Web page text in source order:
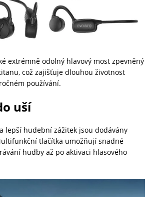
extrémně odolný hlavový most zpevněný
což zajišťuje dlouhou životnost
používání.
uší
lepší hudební zážitek jsou dodávány
tlačítka umožňují snadné
hudby až po aktivaci hlasového